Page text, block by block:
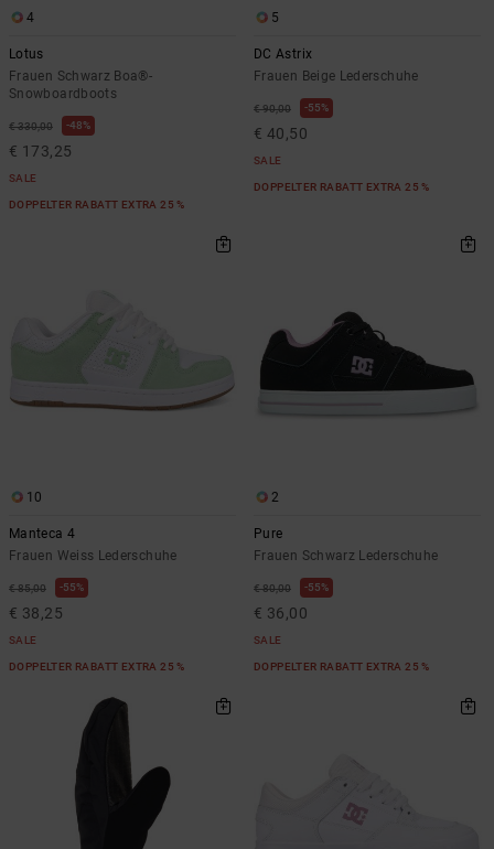
4
Lotus
Frauen Schwarz Boa®-
Snowboardboots
€ 330,00 48%
€ 173,25
SALE
DOPPELTER RABATT EXTRA 25 %
5
DC Astrix
Frauen Beige Lederschuhe
€ 90,00 55%
€ 40,50
SALE
DOPPELTER RABATT EXTRA 25 %
10
Manteca 4
Frauen Weiss Lederschuhe
€ 85,00 55%
€ 38,25
SALE
DOPPELTER RABATT EXTRA 25 %
2
Pure
Frauen Schwarz Lederschuhe
€ 80,00 55%
€ 36,00
SALE
DOPPELTER RABATT EXTRA 25 %